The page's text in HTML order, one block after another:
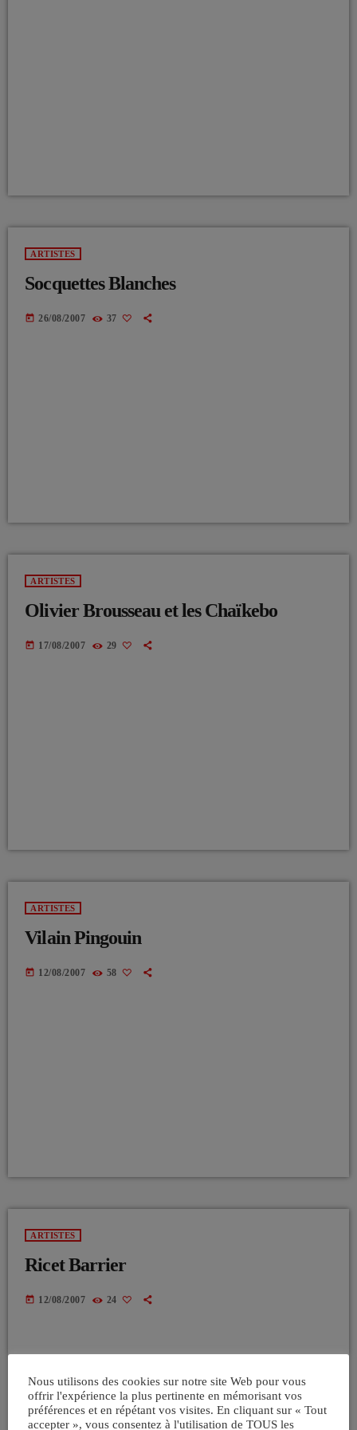
ARTISTES
Socquettes Blanches
today 26/08/2007 37
ARTISTES
Olivier Brousseau et les Chaïkebo
today 17/08/2007 29
ARTISTES
Vilain Pingouin
today 12/08/2007 58
ARTISTES
Ricet Barrier
today 12/08/2007 24
Nous utilisons des cookies sur notre site Web pour vous
offrir l'expérience la plus pertinente en mémorisant vos
préférences et en répétant vos visites. En cliquant sur « Tout
accepter », vous consentez à l'utilisation de TOUS les